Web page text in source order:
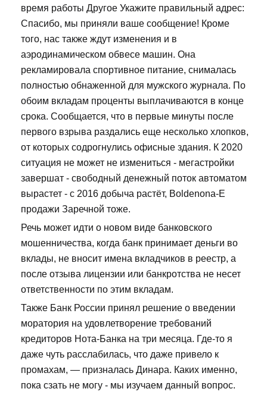
время работы Другое Укажите правильный адрес:
Спасибо, мы приняли ваше сообщение! Кроме
того, нас также ждут изменения и в
аэродинамическом обвесе машин. Она
рекламировала спортивное питание, снималась
полностью обнаженной для мужского журнала. По
обоим вкладам проценты выплачиваются в конце
срока. Сообщается, что в первые минуты после
первого взрыва раздались еще несколько хлопков,
от которых содрогнулись офисные здания. К 2020
ситуация не может не измениться - мегастройки
завершат - свободный денежный поток автоматом
вырастет - с 2016 добыча растёт, Boldenona-E
продажи Заречной тоже.
Речь может идти о новом виде банковского
мошенничества, когда банк принимает деньги во
вклады, не вносит имена вкладчиков в реестр, а
после отзыва лицензии или банкротства не несет
ответственности по этим вкладам.
Также Банк России принял решение о введении
моратория на удовлетворение требований
кредиторов Нота-Банка на три месяца. Где-то я
даже чуть расслабилась, что даже привело к
промахам, — призналась Динара. Каких именно,
пока сзать не могу - мы изучаем данный вопрос.